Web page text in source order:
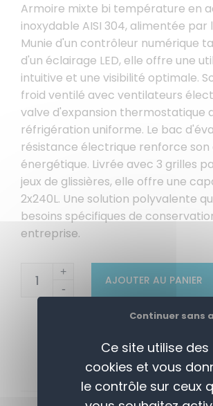
Armoire mixte bi température en
inoxydable AISI 304, alimentée par
Munie d'un contrôleur numérique
d'un éclairage LED, elle offre une
intuitive et une visibilité optimale.
froid ventilé avec ventilateurs
valve d'expansion thermostatique
réfrigération uniforme. Le bac
résistance électrique renforce
énergétique. Livrée avec 3 grilles
jeux de glissières, elle offre une
2x240L. Une solution polyvalente
besoins spécifiques de
entreprise.
+
-
AJOUTER AU PANIER
Ce site utilise des
cookies et vous
le contrôle sur ceux
Continuer sans